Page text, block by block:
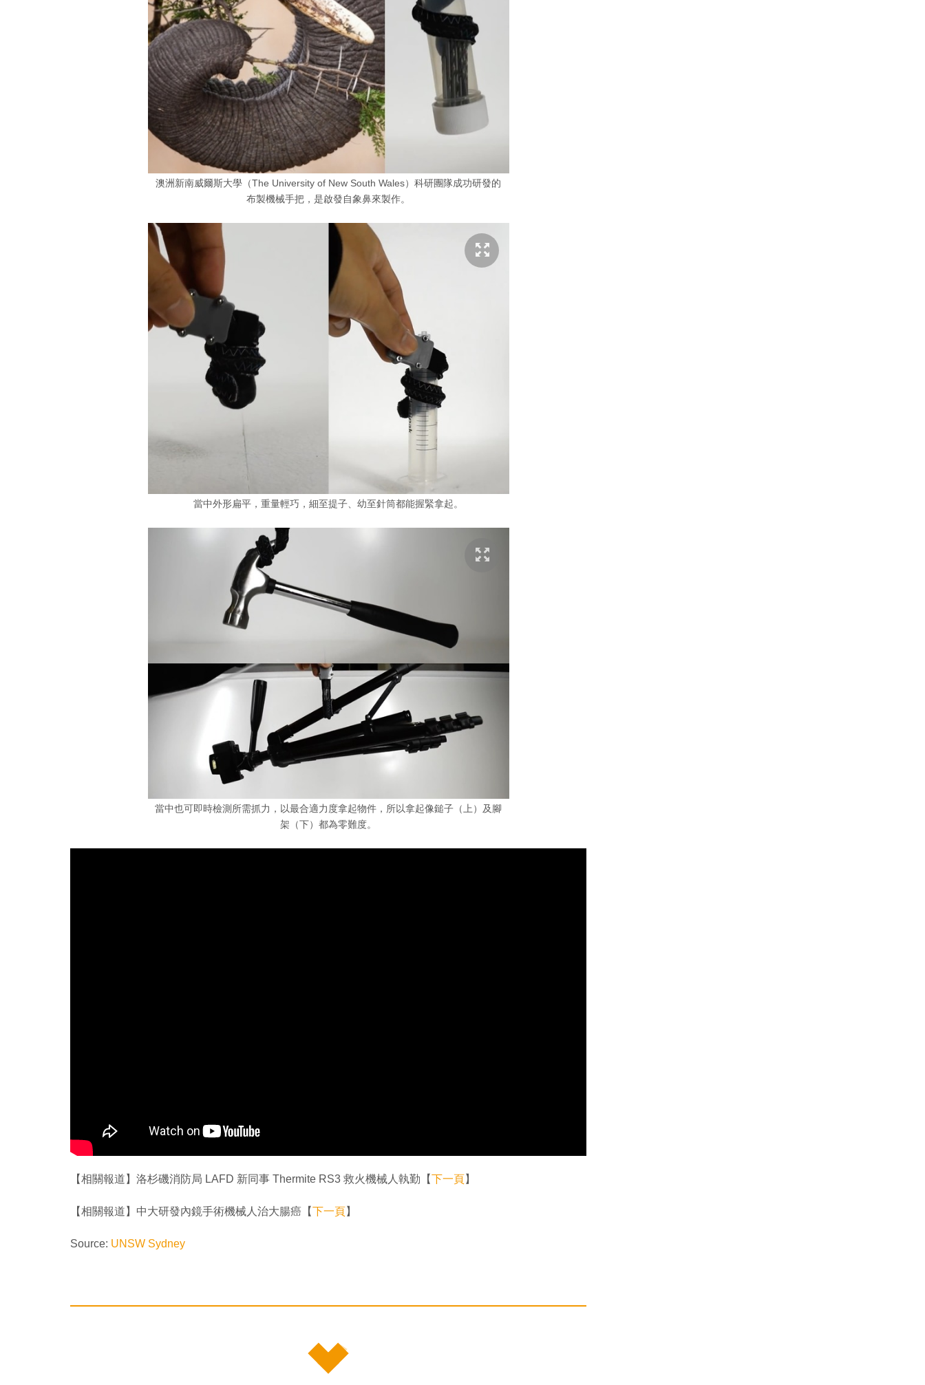
澳洲新南威爾斯大學（The University of New South Wales）科研團隊成功研發的
布製機械手把，是啟發自象鼻來製作。
當中外形扁平，重量輕巧，細至提子、幼至針筒都能握緊拿起。
當中也可即時檢測所需抓力，以最合適力度拿起物件，所以拿起像鎚子（上）及腳
架（下）都為零難度。
【相關報道】洛杉磯消防局 LAFD 新同事 Thermite RS3 救火機械人執勤【下一頁】
【相關報道】中大研發內鏡手術機械人治大腸癌【下一頁】
Source: UNSW Sydney